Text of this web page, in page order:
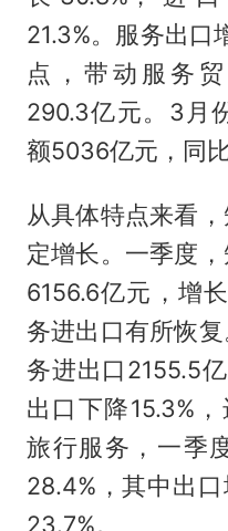
21.3%。服务出口
点，带动服务
290.3亿元。3月
额5036亿元，同比
从具体特点来看
定增长。一季度
6156.6亿元，增
务进出口有所恢
务进出口2155.5
出口下降15.3%
旅行服务，一季
28.4%，其中出
23.7%。